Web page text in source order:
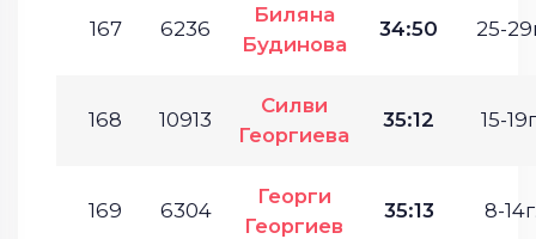
167 6236
Биляна
Будинова
34:50 25-
168 10913
Силви
Георгиева
35:12 15-
169 6304
Георги
Георгиев
35:13 8-